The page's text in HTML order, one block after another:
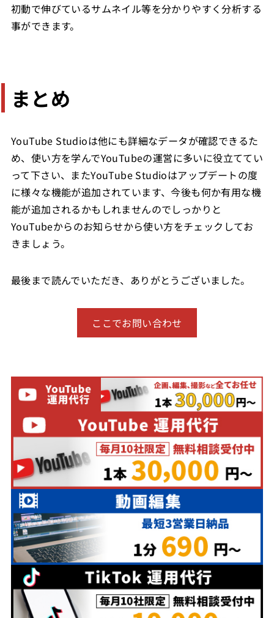
初動で伸びているサムネイル等を分かりやすく分析する
事ができます。
まとめ
YouTube Studioは他にも詳細なデータが確認できるた
め、使い方を学んでYouTubeの運営に多いに役立ててい
って下さい、またYouTube Studioはアップデートの度
に様々な機能が追加されています、今後も何か有用な機
能が追加されるかもしれませんのでしっかりと
YouTubeからのお知らせから使い方をチェックしてお
きましょう。
最後まで読んでいただき、ありがとうございました。
ここでお問い合わせ